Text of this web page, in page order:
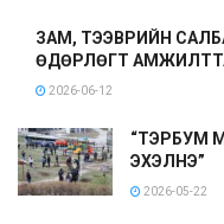
ЗАМ, ТЭЭВРИЙН
ӨДӨРЛӨГТ
2026-06-12
“ТЭРБУМ
ЭХЭЛНЭ”
2026-05-22